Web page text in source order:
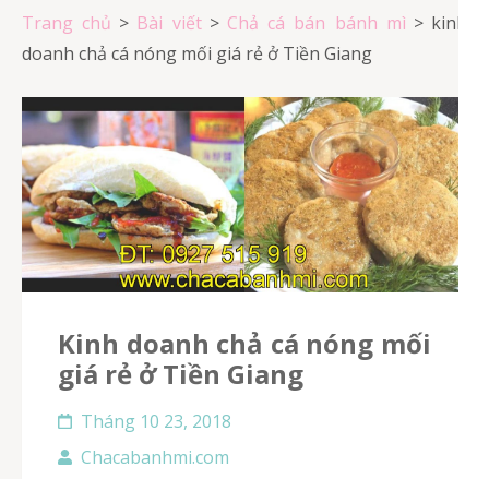
Trang chủ > Bài viết > Chả cá bán bánh mì > kinh
doanh chả cá nóng mối giá rẻ ở Tiền Giang
kinh doanh chả cá nóng mối
giá rẻ ở Tiền Giang
Tháng 10 23, 2018
Chacabanhmi.com